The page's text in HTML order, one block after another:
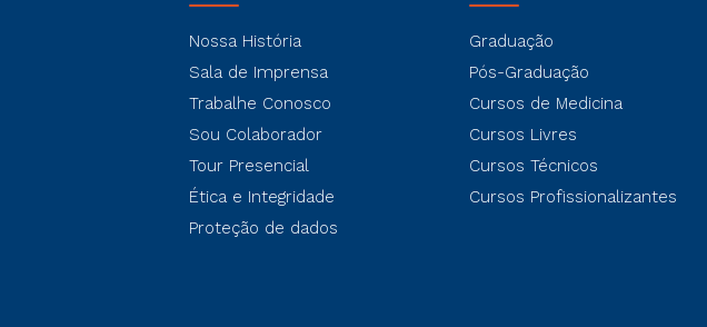
Nossa História
Sala de Imprensa
Trabalhe Conosco
Sou Colaborador
Tour Presencial
Ética e Integridade
Proteção de dados
Graduação
Pós-Graduação
Cursos de Medicina
Cursos Livres
Cursos Técnicos
Cursos Profissionalizantes